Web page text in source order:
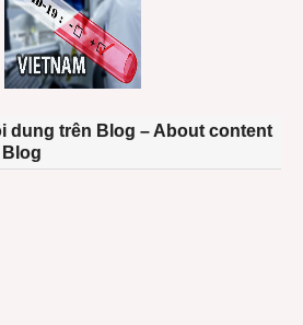
dung trên Blog – About content